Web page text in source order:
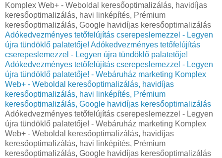
Komplex Web+ - Weboldal keresőoptimalizálás, havidíjas
keresőoptimalizálás, havi linképítés, Prémium
keresőoptimalizálás, Google havidíjas keresőoptimalizálás
Adókedvezményes tetőfelújítás cserepeslemezzel - Legyen
újra tündöklő palatetője! Adókedvezményes tetőfelújítás
cserepeslemezzel - Legyen újra tündöklő palatetője!
Adókedvezményes tetőfelújítás cserepeslemezzel - Legyen
újra tündöklő palatetője! - Webáruház marketing Komplex
Web+ - Weboldal keresőoptimalizálás, havidíjas
keresőoptimalizálás, havi linképítés, Prémium
keresőoptimalizálás, Google havidíjas keresőoptimalizálás
Adókedvezményes tetőfelújítás cserepeslemezzel - Legyen
újra tündöklő palatetője! - Webáruház marketing Komplex
Web+ - Weboldal keresőoptimalizálás, havidíjas
keresőoptimalizálás, havi linképítés, Prémium
keresőoptimalizálás, Google havidíjas keresőoptimalizálás